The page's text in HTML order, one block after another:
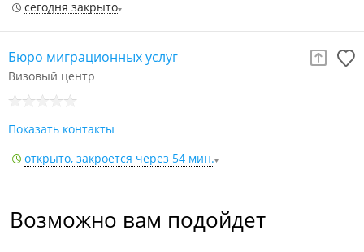
сегодня закрыто
Бюро миграционных услуг
Визовый центр
Показать контакты
открыто, закроется через 54 мин.
Возможно вам подойдет